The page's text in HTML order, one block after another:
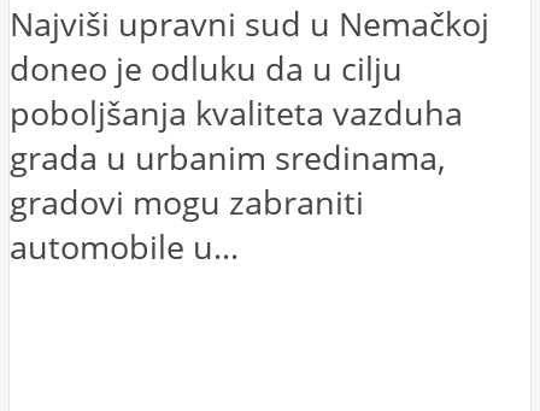
Najviši upravni sud u Nemačkoj
doneo je odluku da u cilju
poboljšanja kvaliteta vazduha
grada u urbanim sredinama,
gradovi mogu zabraniti
automobile u...